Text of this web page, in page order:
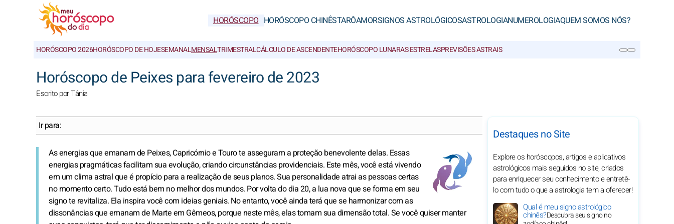
HORÓSCOPO HORÓSCOPO CHINÊSTARÔAMORSIGNOS ASTROLÓGICOSASTROLOGIANUMEROLOGIAQUEM SOMOS NÓS?
HORÓSCOPO 2026HORÓSCOPO DE HOJESEMANALMENSALTRIMESTRALCÁLCULO DE ASCENDENTEHORÓSCOPO LUNARAS ESTRELASPREVISÕES ASTRAIS
Horóscopo de Peixes para fevereiro de 2023
Escrito por Tânia
Ir para:
As energias que emanam de Peixes, Capricórnio e Touro te asseguram a proteção benevolente delas. Essas
energias pragmáticas facilitam sua evolução, criando circunstâncias providenciais. Este mês, você está vivendo
em um clima astral que é propício para a realização de seus planos. Sua personalidade atrai as pessoas certas
no momento certo. Tudo está bem no melhor dos mundos. Por volta do dia 20, a lua nova que se forma em seu
signo te revitaliza. Ela inspira você com ideias geniais. No entanto, você ainda terá que se harmonizar com as
dissonâncias que emanam de Marte em Gêmeos, porque neste mês, elas tomam sua dimensão total. Se você quiser manter
Destaques no Site
Explore os horóscopos, artigos e aplicativos
astrológicos mais seguidos no site, criados
para enriquecer seu conhecimento e entretê-
lo com tudo o que a astrologia tem a oferecer!
Qual é meu signo astrológico
chinês?Descubra seu signo no